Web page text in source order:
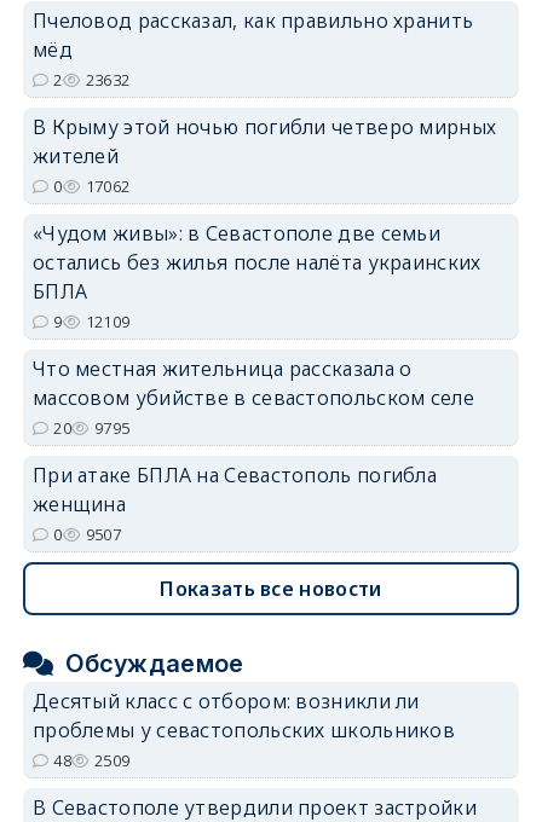
erid: 2SDnjdvhGXG
Пчеловод рассказал, как правильно хранить
мёд
2 23632
В Крыму этой ночью погибли четверо мирных
жителей
0 17062
«Чудом живы»: в Севастополе две семьи
остались без жилья после налёта украинских
БПЛА
9 12109
Что местная жительница рассказала о
массовом убийстве в севастопольском селе
20 9795
При атаке БПЛА на Севастополь погибла
женщина
0 9507
Показать все новости
Обсуждаемое
Десятый класс с отбором: возникли ли
проблемы у севастопольских школьников
48 2509
В Севастополе утвердили проект застройки